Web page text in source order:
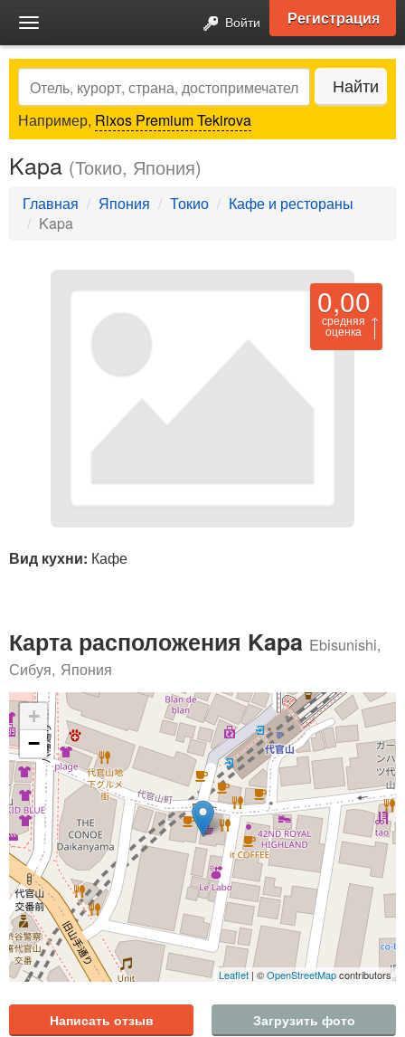
Toggle
navigation
Войти Регистрация
Search Найти
Например, Rixos Premium Tekirova
Kapa (Токио, Япония)
Главная Япония Токио
Кафе и рестораны
Kapa
0,00
средняя
оценка
Вид кухни: Кафе
Карта расположения Kapa Ebisunishi,
Сибуя, Япония
+
−
Leaflet | ©OpenStreetMapcontributors
Написать отзыв Загрузить фото